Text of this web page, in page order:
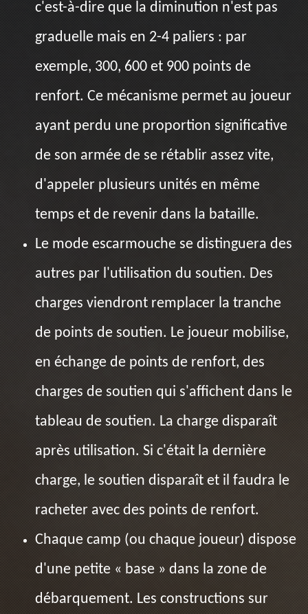
c'est-à-dire que la diminution n'est pas
graduelle mais en 2-4 paliers : par
exemple, 300, 600 et 900 points de
renfort. Ce mécanisme permet au joueur
ayant perdu une proportion significative
de son armée de se rétablir assez vite,
d'appeler plusieurs unités en même
temps et de revenir dans la bataille.
Le mode escarmouche se distinguera des
autres par l'utilisation du soutien. Des
charges viendront remplacer la tranche
de points de soutien. Le joueur mobilise,
en échange de points de renfort, des
charges de soutien qui s'affichent dans le
tableau de soutien. La charge disparaît
après utilisation. Si c'était la dernière
charge, le soutien disparaît et il faudra le
racheter avec des points de renfort.
Chaque camp (ou chaque joueur) dispose
d'une petite « base » dans la zone de
débarquement. Les constructions sur